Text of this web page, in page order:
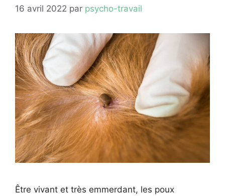
16 avril 2022 par psycho-travail
Être vivant et très emmerdant, les poux